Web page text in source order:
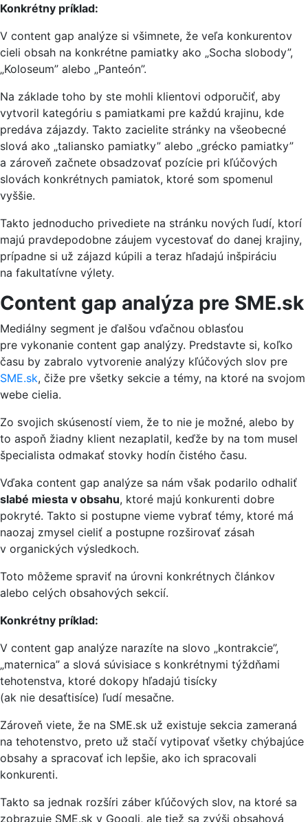
Konkrétny príklad:
V content gap analýze si všimnete, že veľa konkurentov
cieli obsah na konkrétne pamiatky ako „Socha slobody”,
„Koloseum” alebo „Panteón”.
Na základe toho by ste mohli klientovi odporučiť, aby
vytvoril kategóriu s pamiatkami pre každú krajinu, kde
predáva zájazdy. Takto zacielite stránky na všeobecné
slová ako „taliansko pamiatky” alebo „grécko pamiatky”
a zároveň začnete obsadzovať pozície pri kľúčových
slovách konkrétnych pamiatok, ktoré som spomenul
vyššie.
Takto jednoducho privediete na stránku nových ľudí, ktorí
majú pravdepodobne záujem vycestovať do danej krajiny,
prípadne si už zájazd kúpili a teraz hľadajú inšpiráciu
na fakultatívne výlety.
Content gap analýza pre SME.sk
Mediálny segment je ďalšou vďačnou oblasťou
pre vykonanie content gap analýzy. Predstavte si, koľko
času by zabralo vytvorenie analýzy kľúčových slov pre
SME.sk, čiže pre všetky sekcie a témy, na ktoré na svojom
webe cielia.
Zo svojich skúseností viem, že to nie je možné, alebo by
to aspoň žiadny klient nezaplatil, keďže by na tom musel
špecialista odmakať stovky hodín čistého času.
Vďaka content gap analýze sa nám však podarilo odhaliť
slabé miesta v obsahu, ktoré majú konkurenti dobre
pokryté. Takto si postupne vieme vybrať témy, ktoré má
naozaj zmysel cieliť a postupne rozširovať zásah
v organických výsledkoch.
Toto môžeme spraviť na úrovni konkrétnych článkov
alebo celých obsahových sekcií.
Konkrétny príklad:
V content gap analýze narazíte na slovo „kontrakcie”,
„maternica” a slová súvisiace s konkrétnymi týždňami
tehotenstva, ktoré dokopy hľadajú tisícky
(ak nie desaťtisíce) ľudí mesačne.
Zároveň viete, že na SME.sk už existuje sekcia zameraná
na tehotenstvo, preto už stačí vytipovať všetky chýbajúce
obsahy a spracovať ich lepšie, ako ich spracovali
konkurenti.
Takto sa jednak rozšíri záber kľúčových slov, na ktoré sa
zobrazuje SME.sk v Googli, ale tiež sa zvýši obsahová